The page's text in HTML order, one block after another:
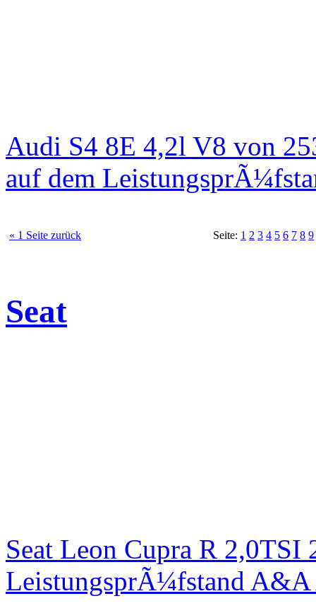
Audi S4 8E 4,2l V8 von
auf dem
« 1 Seite zurück Seite: 1 2 3 4 5 6 7 8 9
Seat
Seat Leon Cupra R
LeistungsprÃ¼fstand